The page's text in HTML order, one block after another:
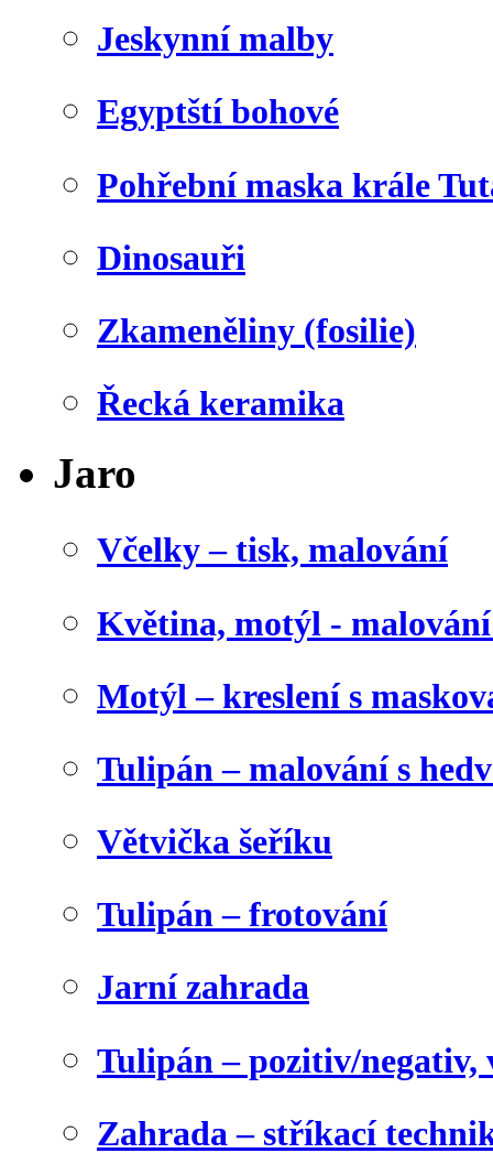
Jeskynní malby
Egyptští bohové
Pohřební maska krále
Dinosauři
Zkameněliny (fosilie)
Řecká keramika
Jaro
Včelky – tisk, malování
Květina, motýl -
Motýl – kreslení s
Tulipán – malování s
Větvička šeříku
Tulipán – frotování
Jarní zahrada
Tulipán – pozitiv/negativ,
Zahrada – stříkací